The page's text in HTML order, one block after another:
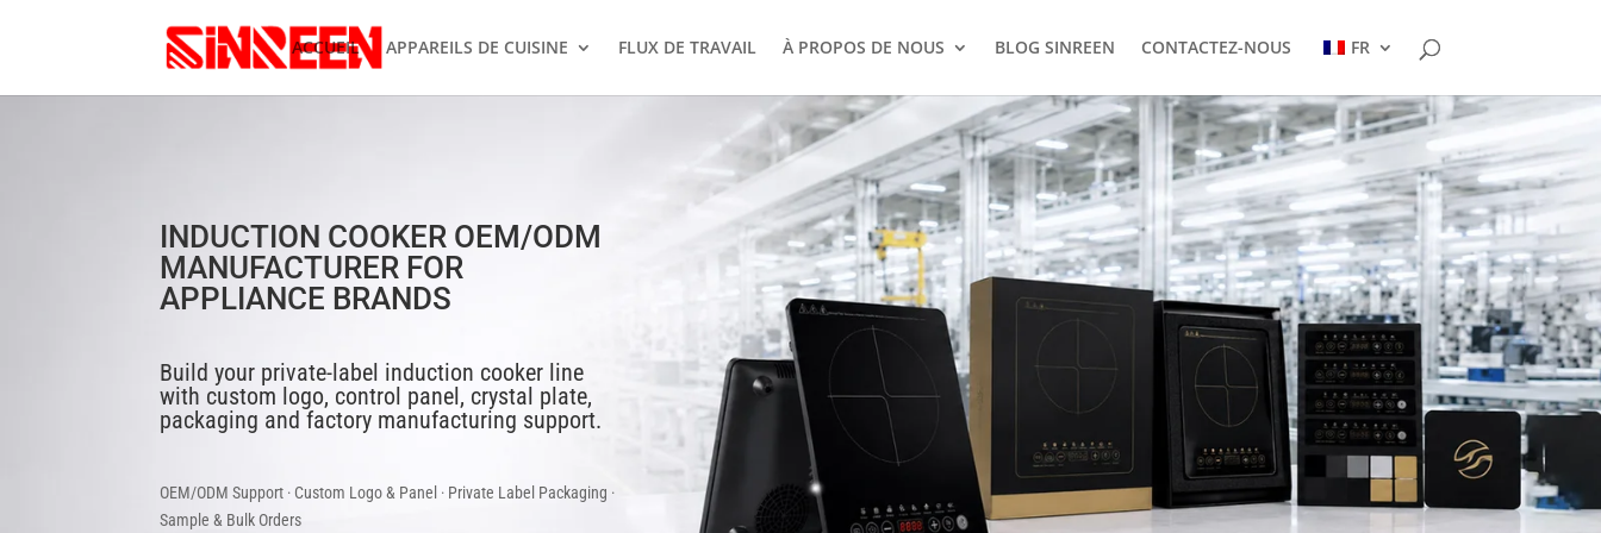
ACCUEIL APPAREILS DE CUISINE FLUX DE TRAVAIL À PROPOS DE NOUS BLOG SINREEN CONTACTEZ-NOUS FR
INDUCTION COOKER OEM/ODM
MANUFACTURER FOR
APPLIANCE BRANDS
Build your private-label induction cooker line
with custom logo, control panel, crystal plate,
packaging and factory manufacturing support.
OEM/ODM Support · Custom Logo & Panel · Private Label Packaging ·
Sample & Bulk Orders